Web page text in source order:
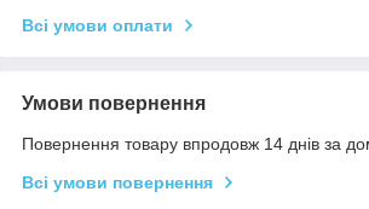
Всі умови оплати
Умови повернення
Повернення товару впродовж 14 днів за
Всі умови повернення